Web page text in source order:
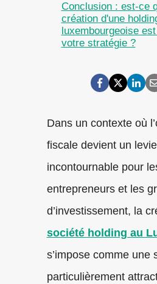
Conclusion : est-ce
création d'une
luxembourgeoise
votre stratégie ?
Dans un contexte où
fiscale devient un
incontournable pour
entrepreneurs et les
d’investissement, la
société holding au
s’impose comme une
particulièrement